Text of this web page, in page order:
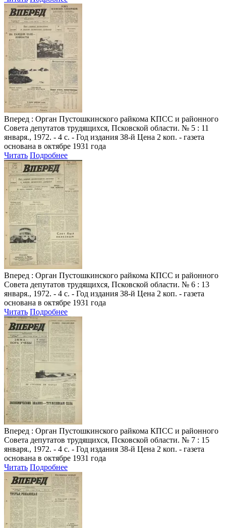
Вперед : Орган Пустошкинского райкома КПСС и районного
Совета депутатов трудящихся, Псковской области. № 5 : 11
января., 1972. - 4 с. - Год издания 38-й Цена 2 коп. - газета
основана в октябре 1931 года
Читать Подробнее
Вперед : Орган Пустошкинского райкома КПСС и районного
Совета депутатов трудящихся, Псковской области. № 6 : 13
января., 1972. - 4 с. - Год издания 38-й Цена 2 коп. - газета
основана в октябре 1931 года
Читать Подробнее
Вперед : Орган Пустошкинского райкома КПСС и районного
Совета депутатов трудящихся, Псковской области. № 7 : 15
января., 1972. - 4 с. - Год издания 38-й Цена 2 коп. - газета
основана в октябре 1931 года
Читать Подробнее